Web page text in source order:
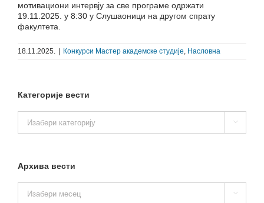
мотивациони интервју за све програме одржати
19.11.2025. у 8:30 у Слушаоници на другом спрату
факултета.
18.11.2025. Конкурси Мастер академске студије, Насловна
Категорије вести
вести

Архива вести
вести
